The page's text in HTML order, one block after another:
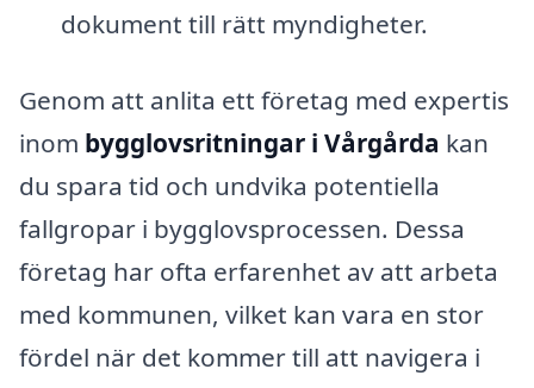
dokument till rätt myndigheter.
Genom att anlita ett företag med expertis
inom bygglovsritningar i Vårgårda kan
du spara tid och undvika potentiella
fallgropar i bygglovsprocessen. Dessa
företag har ofta erfarenhet av att arbeta
med kommunen, vilket kan vara en stor
fördel när det kommer till att navigera i